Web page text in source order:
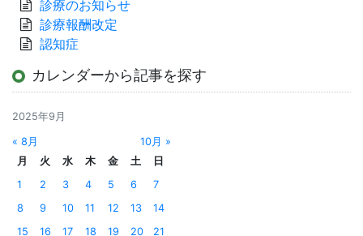
診療のお知らせ
診療報酬改定
認知症
カレンダーから記事を探す
2025年9月
« 8月
10月 »
月
火 水 木 金 土
日
1
2 3 4 5 6
7
8
9 10 11 12 13
14
15
16 17 18 19 20 21